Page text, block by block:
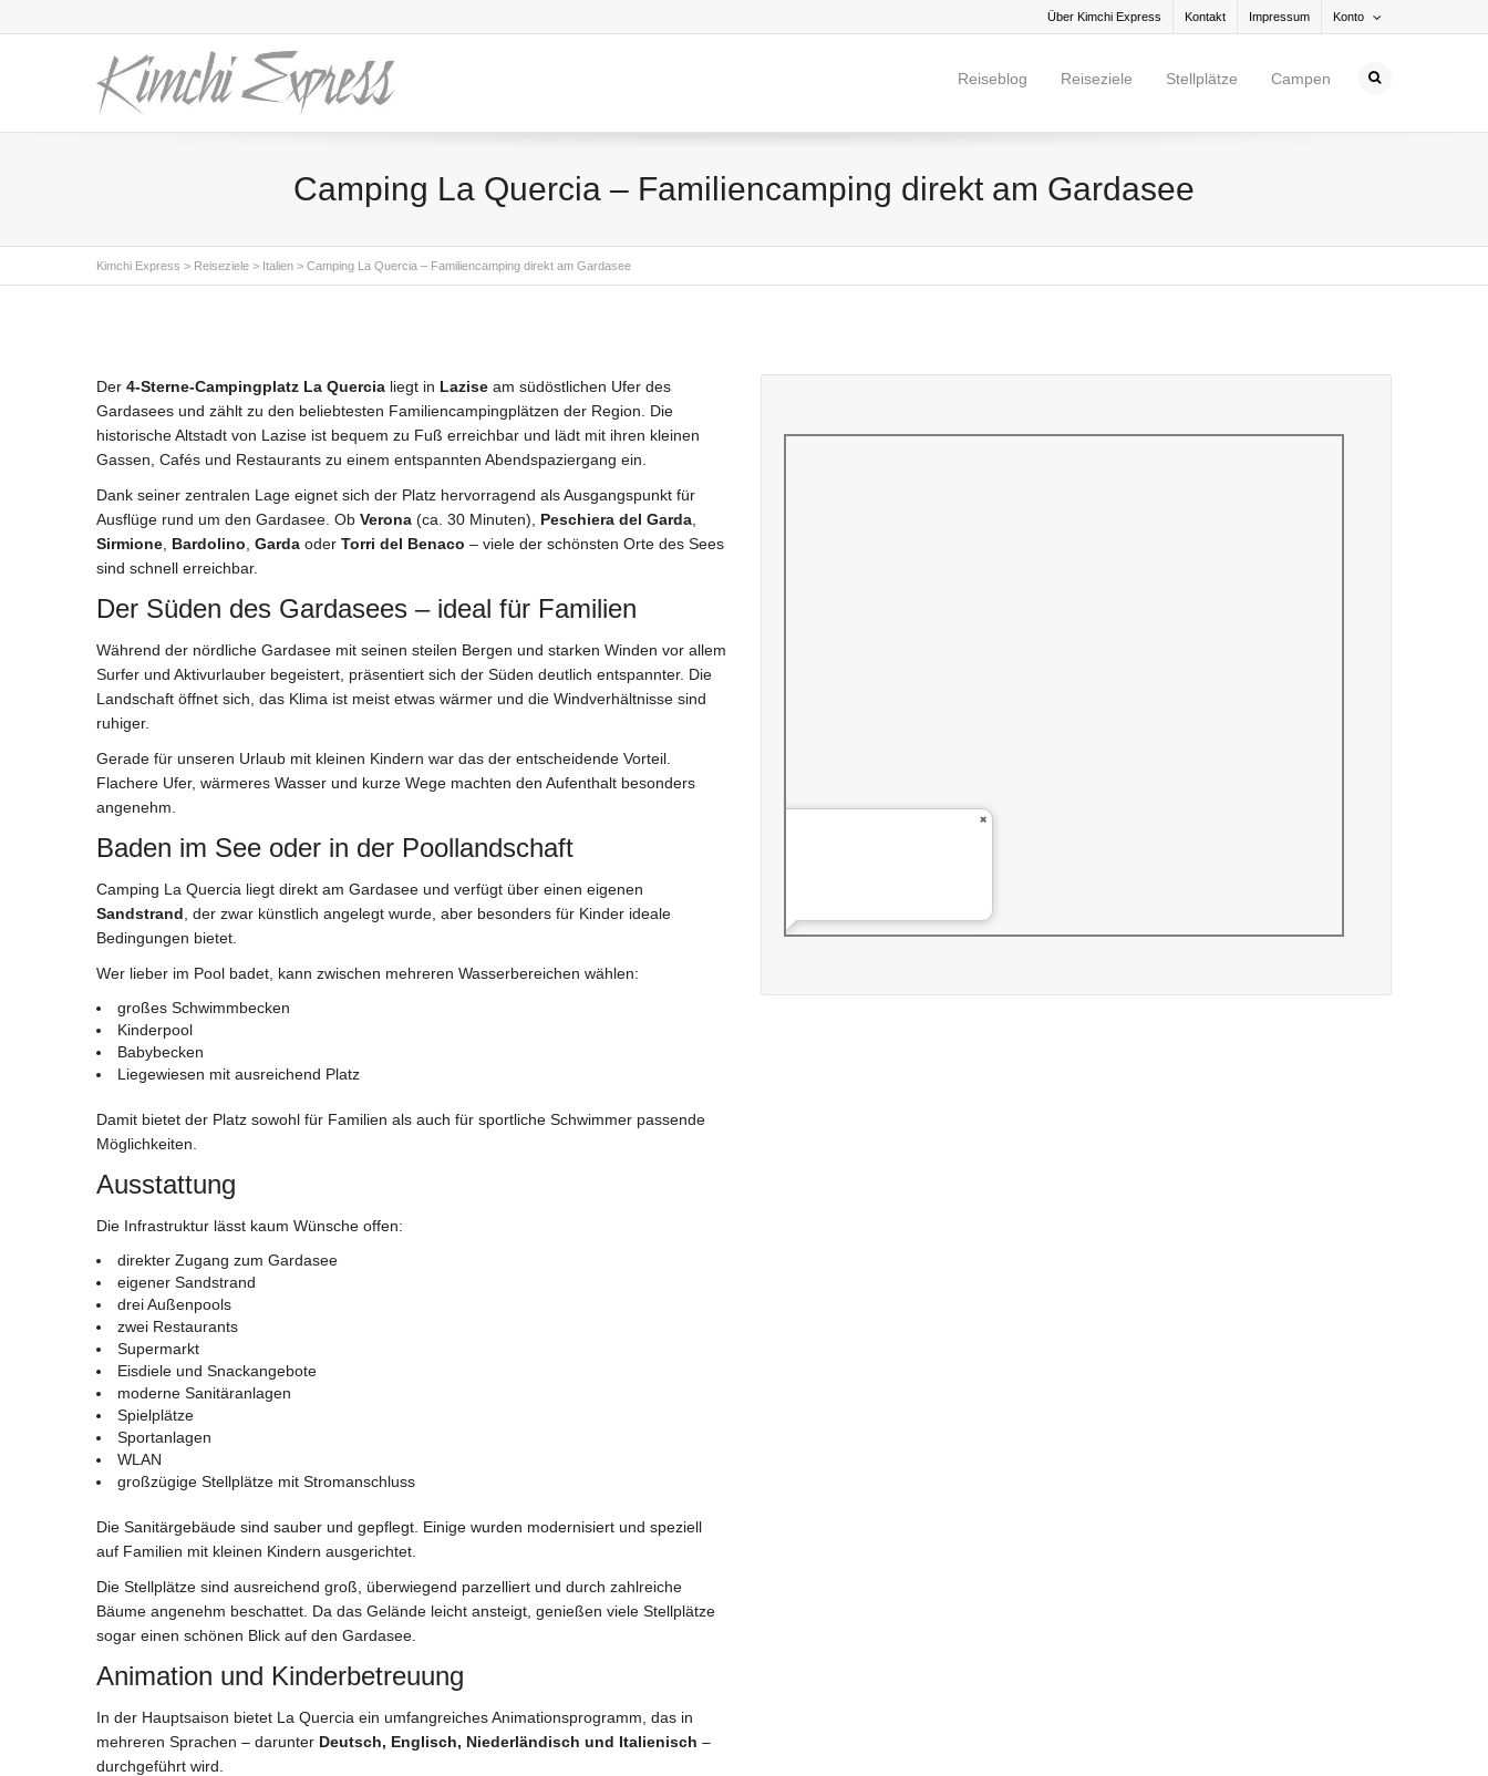
Konto
Über Kimchi Express Kontakt Impressum
Reiseblog Reiseziele Stellplätze Campen
Camping La Quercia – Familiencamping direkt am Gardasee
Kimchi Express > Reiseziele > Italien > Camping La Quercia – Familiencamping direkt am Gardasee
Der 4-Sterne-Campingplatz La Quercia liegt in Lazise am südöstlichen Ufer des
Gardasees und zählt zu den beliebtesten Familiencampingplätzen der Region. Die
historische Altstadt von Lazise ist bequem zu Fuß erreichbar und lädt mit ihren kleinen
Gassen, Cafés und Restaurants zu einem entspannten Abendspaziergang ein.
Dank seiner zentralen Lage eignet sich der Platz hervorragend als Ausgangspunkt für
Ausflüge rund um den Gardasee. Ob Verona (ca. 30 Minuten), Peschiera del Garda
Sirmione Bardolino Garda oder Torri del Benaco – viele der schönsten Orte des Sees
sind schnell erreichbar.
Der Süden des Gardasees – ideal für Familien
Während der nördliche Gardasee mit seinen steilen Bergen und starken Winden vor allem
Surfer und Aktivurlauber begeistert, präsentiert sich der Süden deutlich entspannter. Die
Landschaft öffnet sich, das Klima ist meist etwas wärmer und die Windverhältnisse sind
ruhiger.
Gerade für unseren Urlaub mit kleinen Kindern war das der entscheidende Vorteil.
Flachere Ufer, wärmeres Wasser und kurze Wege machten den Aufenthalt besonders
angenehm.
Baden im See oder in der Poollandschaft
Camping La Quercia liegt direkt am Gardasee und verfügt über einen eigenen
Sandstrand , der zwar künstlich angelegt wurde, aber besonders für Kinder ideale
Bedingungen bietet.
Wer lieber im Pool badet, kann zwischen mehreren Wasserbereichen wählen:
großes Schwimmbecken
Kinderpool
Babybecken
Liegewiesen mit ausreichend Platz
Damit bietet der Platz sowohl für Familien als auch für sportliche Schwimmer passende
Möglichkeiten.
Ausstattung
Die Infrastruktur lässt kaum Wünsche offen:
direkter Zugang zum Gardasee
eigener Sandstrand
drei Außenpools
zwei Restaurants
Supermarkt
Eisdiele und Snackangebote
moderne Sanitäranlagen
Spielplätze
Sportanlagen
WLAN
großzügige Stellplätze mit Stromanschluss
Die Sanitärgebäude sind sauber und gepflegt. Einige wurden modernisiert und speziell
auf Familien mit kleinen Kindern ausgerichtet.
Die Stellplätze sind ausreichend groß, überwiegend parzelliert und durch zahlreiche
Bäume angenehm beschattet. Da das Gelände leicht ansteigt, genießen viele Stellplätze
sogar einen schönen Blick auf den Gardasee.
Animation und Kinderbetreuung
In der Hauptsaison bietet La Quercia ein umfangreiches Animationsprogramm, das in
mehreren Sprachen – darunter Deutsch, Englisch, Niederländisch und Italienisch –
durchgeführt wird.